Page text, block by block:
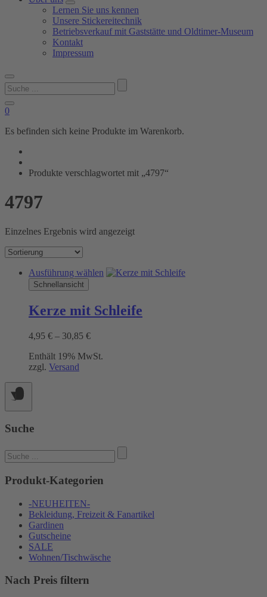
Lernen Sie uns kennen
Unsere Stickereitechnik
Betriebsverkauf mit Gaststätte und Oldtimer-Museum
Kontakt
Impressum
Suchen
nach:
0
Es befinden sich keine Produkte im Warenkorb.
Produkte verschlagwortet mit „4797“
4797
Einzelnes Ergebnis wird angezeigt
Ausführung wählen Dieses
mehrere
Varianten
Schnellansicht
Kerze mit Schleife
4,95 € – 30,85 €Preisspanne:
bis
Enthält 19% MwSt.
zzgl. Versand
Suche
Suchen
nach:
Produkt-Kategorien
-NEUHEITEN-
Bekleidung, Freizeit & Fanartikel
Gardinen
Gutscheine
SALE
Wohnen/Tischwäsche
Nach Preis filtern